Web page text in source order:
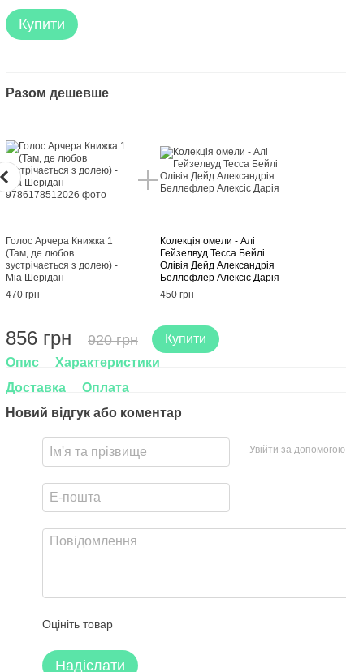
Купити
Разом дешевше
Голос Арчера Книжка 1
(Там, де любов
зустрічається з долею) -
Міа Шерідан
470 грн
Колекція омели - Алі
Гейзелвуд Тесса Бейлі
Олівія Дейд Александрія
Беллефлер Алексіс Дарія
450 грн
856 грн 920 грн Купити
Опис
Характеристики
Доставка
Оплата
Новий відгук або коментар
Увійти за допомогою
Оцініть товар
Надіслати